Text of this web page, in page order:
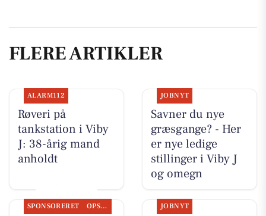
FLERE ARTIKLER
ALARM112
Røveri på
tankstation i Viby
J: 38-årig mand
anholdt
JOBNYT
Savner du nye
græsgange? - Her
er nye ledige
stillinger i Viby J
og omegn
SPONSORERET OPSLAGSTAVLEN JOBNYT